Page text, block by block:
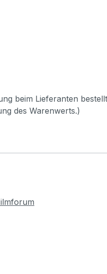
beim Lieferanten
des Warenwerts.)